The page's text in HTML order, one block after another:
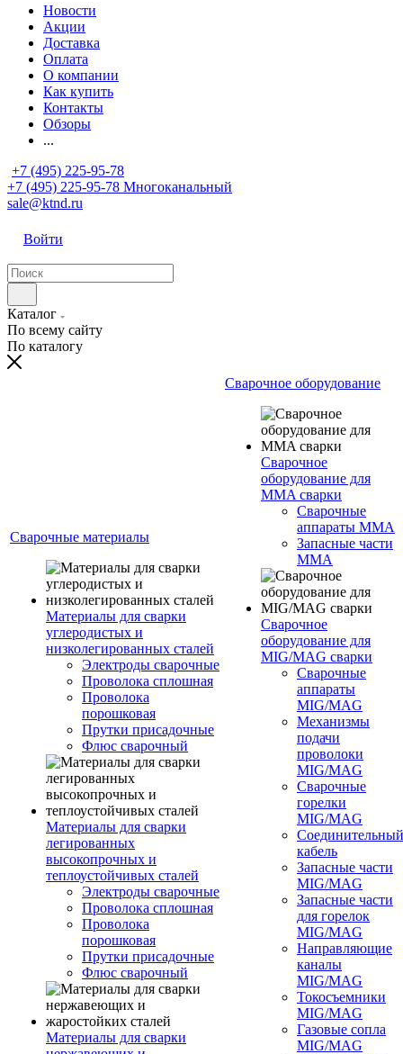
Новости
Акции
Доставка
Оплата
О компании
Как купить
Контакты
Обзоры
...
+7 (495) 225-95-78
+7 (495) 225-95-78 Многоканальный
sale@ktnd.ru
Войти
Каталог
По всему сайту
По каталогу
Сварочные материалы
Материалы для сварки
углеродистых и
низколегированных сталей
Электроды сварочные
Проволока сплошная
Проволока
порошковая
Прутки присадочные
Флюс сварочный
Материалы для сварки
легированных
высокопрочных и
теплоустойчивых сталей
Электроды сварочные
Проволока сплошная
Проволока
порошковая
Прутки присадочные
Флюс сварочный
Материалы для сварки
Сварочное оборудование
Сварочное
оборудование для
MMA сварки
Сварочные
аппараты MMA
Запасные части
MMA
Сварочное
оборудование для
MIG/MAG сварки
Сварочные
аппараты
MIG/MAG
Механизмы
подачи
проволоки
MIG/MAG
Сварочные
горелки
MIG/MAG
Соединительный
кабель
Запасные части
MIG/MAG
Запасные части
для горелок
MIG/MAG
Направляющие
каналы
MIG/MAG
Токосъемники
MIG/MAG
Газовые сопла
MIG/MAG